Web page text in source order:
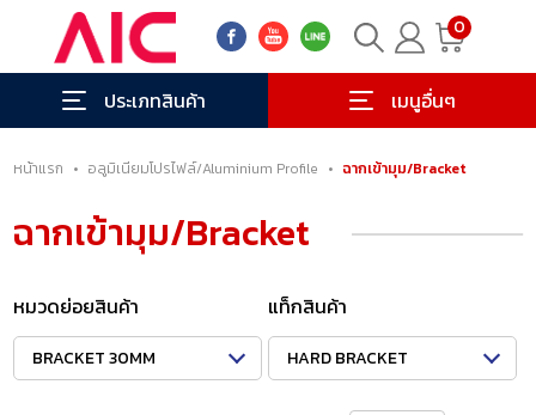
0
ประเภทสินค้า เมนูอื่นๆ
หน้าแรก • อลูมิเนียมโปรไฟล์/Aluminium Profile • ฉากเข้ามุม/Bracket
ฉากเข้ามุม/Bracket
หมวดย่อยสินค้า
BRACKET 30MM
แท็กสินค้า
HARD BRACKET